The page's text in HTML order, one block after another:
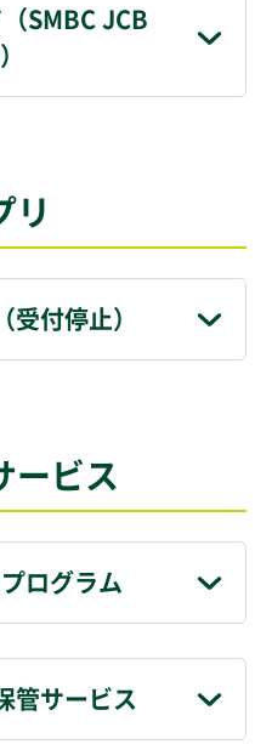
SMBC JCB
リ
付停止）
ービス
ログラム
管サービス